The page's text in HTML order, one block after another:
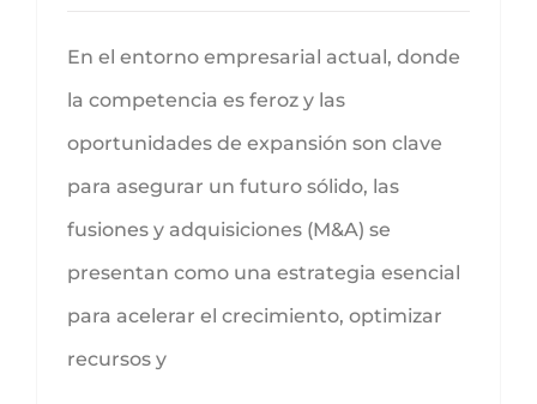
En el entorno empresarial actual, donde
la competencia es feroz y las
oportunidades de expansión son clave
para asegurar un futuro sólido, las
fusiones y adquisiciones (M&A) se
presentan como una estrategia esencial
para acelerar el crecimiento, optimizar
recursos y